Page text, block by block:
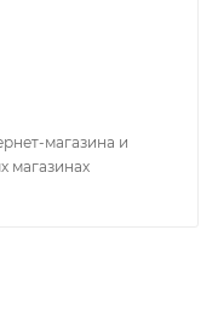
магазина и
магазинах